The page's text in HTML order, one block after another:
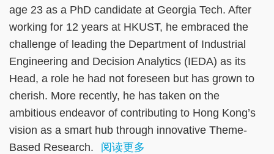
age 23 as a PhD candidate at Georgia Tech. After
working for 12 years at HKUST, he embraced the
challenge of leading the Department of Industrial
Engineering and Decision Analytics (IEDA) as its
Head, a role he had not foreseen but has grown to
cherish. More recently, he has taken on the
ambitious endeavor of contributing to Hong Kong’s
vision as a smart hub through innovative Theme-
Based Research.
阅读更多